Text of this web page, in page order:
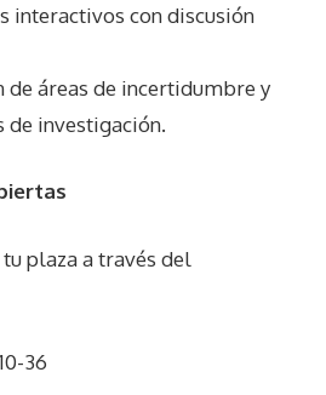
interactivos con discusión
de áreas de incertidumbre y
de investigación.
tu plaza a través del
36